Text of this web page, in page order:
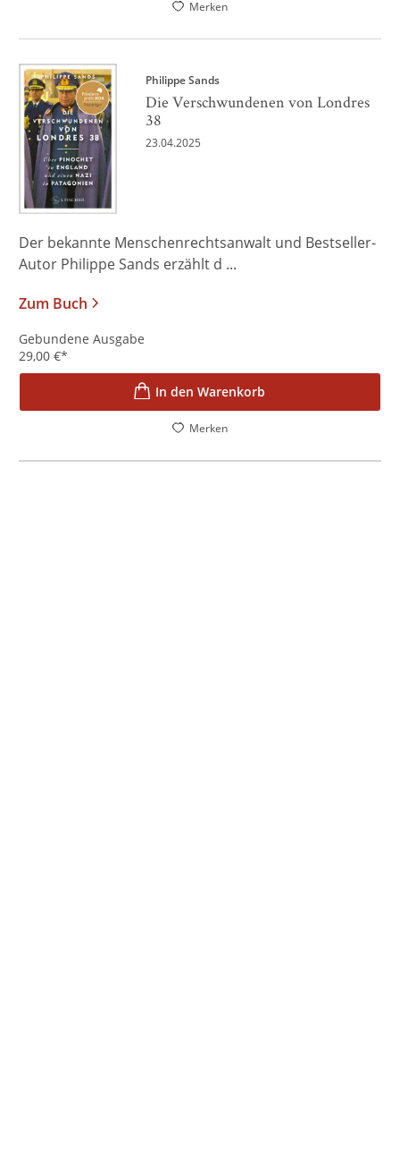
Merken
Philippe Sands
Die Verschwundenen von Londres
38
23.04.2025
Der bekannte Menschenrechtsanwalt und Bestseller-
Autor Philippe Sands erzählt d ...
Zum Buch
Gebundene Ausgabe
29,00 €*
In den Warenkorb
Merken